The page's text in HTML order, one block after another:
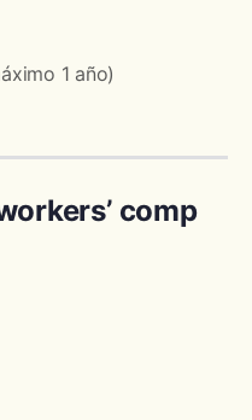
1 año)
comp